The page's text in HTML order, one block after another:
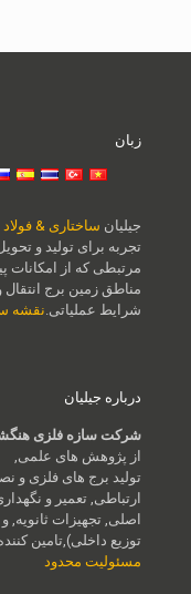
زبان
جیلیان ساختاری & فولاد
تجربه برای تولید و
مرتبطی که از امکانات
مناطق زمین برج
شرایط عملیاتی. نقشه
درباره جیلیان
شرکت سازه فلزی
از پژوهش های علمی,
تولید برج های فلزی
ارتباطی, تعمیر و
اصلی, تجهیزات
توزیع داخلی),تامین
مسئولیت محدود